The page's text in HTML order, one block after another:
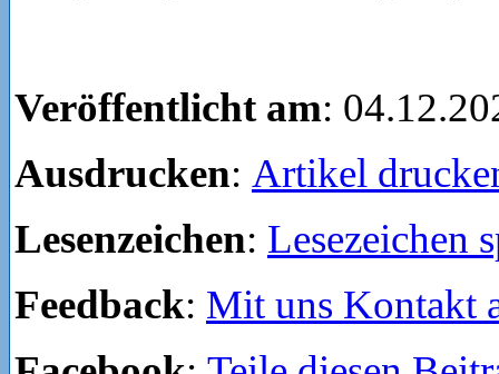
Veröffentlicht am:
Ausdrucken: Artikel
Lesenzeichen: Lesezeichen
Feedback: Mit uns Kontakt